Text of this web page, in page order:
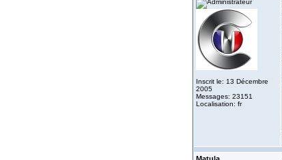
Inscrit le: 13 Décembre
2005
Messages: 23151
Localisation: fr